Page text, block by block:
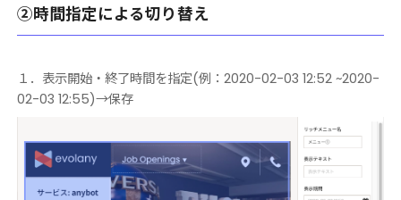
②時間指定による切り替え
１．表示開始・終了時間を指定(例：2020-02-03 12:52 ~2020-
02-03 12:55)→保存